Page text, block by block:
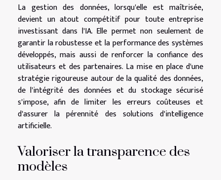
La gestion des données, lorsqu'elle est maîtrisée,
devient un atout compétitif pour toute entreprise
investissant dans l'IA. Elle permet non seulement de
garantir la robustesse et la performance des systèmes
développés, mais aussi de renforcer la confiance des
utilisateurs et des partenaires. La mise en place d'une
stratégie rigoureuse autour de la qualité des données,
de l'intégrité des données et du stockage sécurisé
s'impose, afin de limiter les erreurs coûteuses et
d'assurer la pérennité des solutions d'intelligence
artificielle.
Valoriser la transparence des
modèles